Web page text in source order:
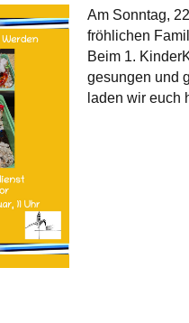
Am Sonntag,
fröhlichen
Beim 1.
gesungen und
laden wir euch